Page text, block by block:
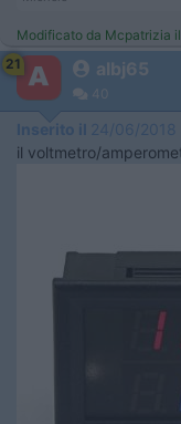
Modificato da Mcpatrizia
21
albj65
40
Inserito il 24/06/2018
il voltmetro/